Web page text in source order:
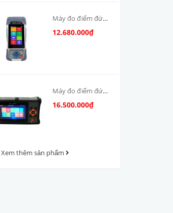
Máy đo điểm đứt
cáp quang OTDR-
12.680.000₫
Máy đo điểm đứt
cáp quang OTDR
16.500.000₫
Xem thêm sản phẩm